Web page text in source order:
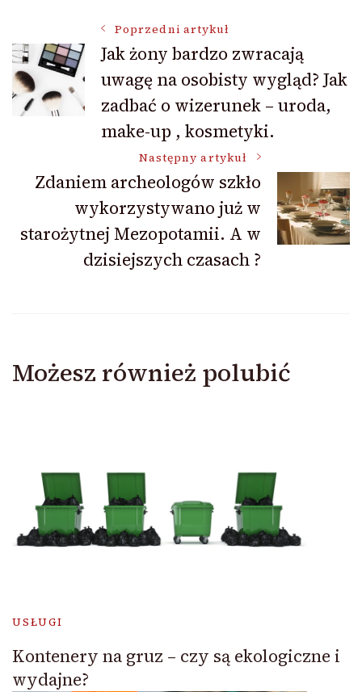
Nawigacja
wpisu
Poprzedni artykuł
Jak żony bardzo zwracają
uwagę na osobisty wygląd? Jak
zadbać o wizerunek – uroda,
make-up , kosmetyki.
Następny artykuł
Zdaniem archeologów szkło
wykorzystywano już w
starożytnej Mezopotamii. A w
dzisiejszych czasach ?
Możesz również polubić
USŁUGI
Kontenery na gruz – czy są ekologiczne i
wydajne?